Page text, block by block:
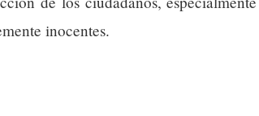
inocentes.